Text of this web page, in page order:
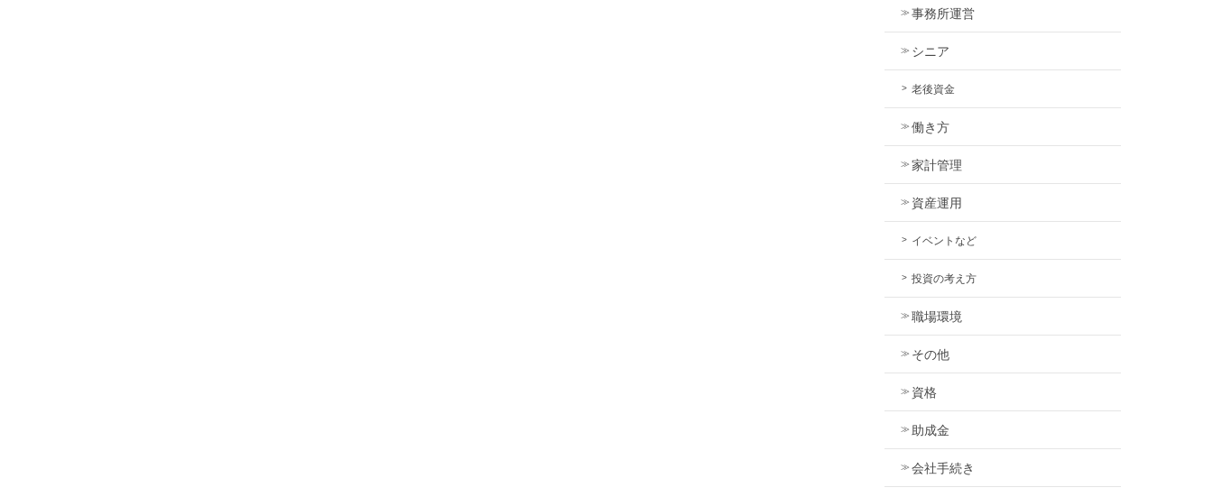
事務所運営
シニア
老後資金
働き方
家計管理
資産運用
イベントなど
投資の考え方
職場環境
その他
資格
助成金
会社手続き